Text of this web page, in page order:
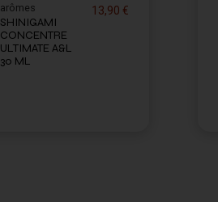
arômes
SHINIGAMI
CONCENTRE
ULTIMATE A&L
30 ML
13,90 €